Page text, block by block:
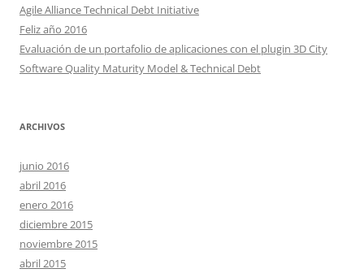
Agile Alliance Technical Debt Initiative
Feliz año 2016
Evaluación de un portafolio de aplicaciones con el plugin 3D City
Software Quality Maturity Model & Technical Debt
ARCHIVOS
junio 2016
abril 2016
enero 2016
diciembre 2015
noviembre 2015
abril 2015